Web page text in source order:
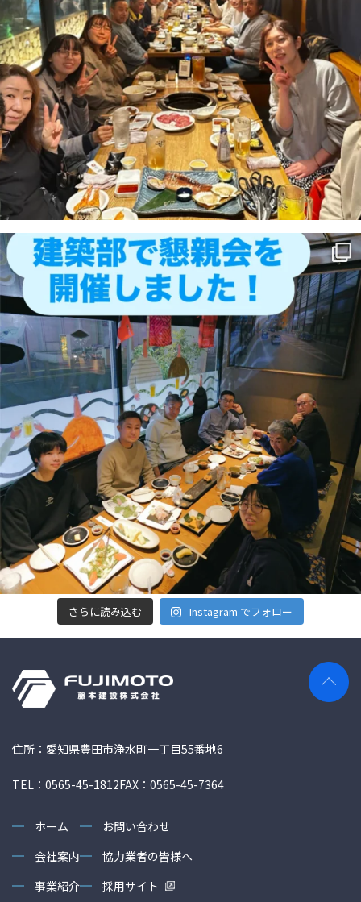
さらに読み込む Instagram でフォロー
住所：愛知県豊田市浄水町一丁目55番地6
TEL：0565-45-1812FAX：0565-45-7364
ホーム
会社案内
事業紹介
お問い合わせ
協力業者の皆様へ
採用サイト